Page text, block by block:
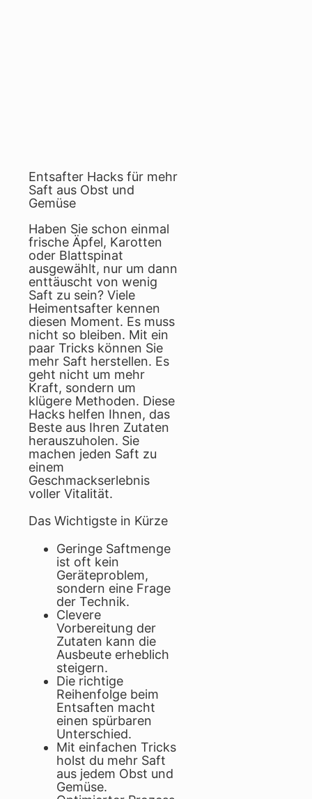
Entsafter Hacks für mehr
Saft aus Obst und
Gemüse
Haben Sie schon einmal
frische Äpfel, Karotten
oder Blattspinat
ausgewählt, nur um dann
enttäuscht von wenig
Saft zu sein? Viele
Heimentsafter kennen
diesen Moment. Es muss
nicht so bleiben. Mit ein
paar Tricks können Sie
mehr Saft herstellen. Es
geht nicht um mehr
Kraft, sondern um
klügere Methoden. Diese
Hacks helfen Ihnen, das
Beste aus Ihren Zutaten
herauszuholen. Sie
machen jeden Saft zu
einem
Geschmackserlebnis
voller Vitalität.
Das Wichtigste in Kürze
Geringe Saftmenge
ist oft kein
Geräteproblem,
sondern eine Frage
der Technik.
Clevere
Vorbereitung der
Zutaten kann die
Ausbeute erheblich
steigern.
Die richtige
Reihenfolge beim
Entsaften macht
einen spürbaren
Unterschied.
Mit einfachen Tricks
holst du mehr Saft
aus jedem Obst und
Gemüse.